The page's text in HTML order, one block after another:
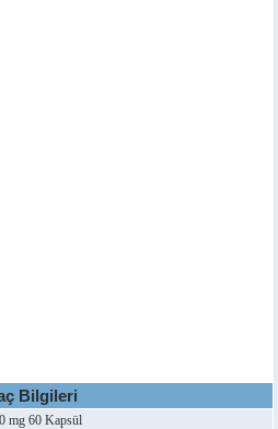
Bilgileri
mg 60 Kapsül